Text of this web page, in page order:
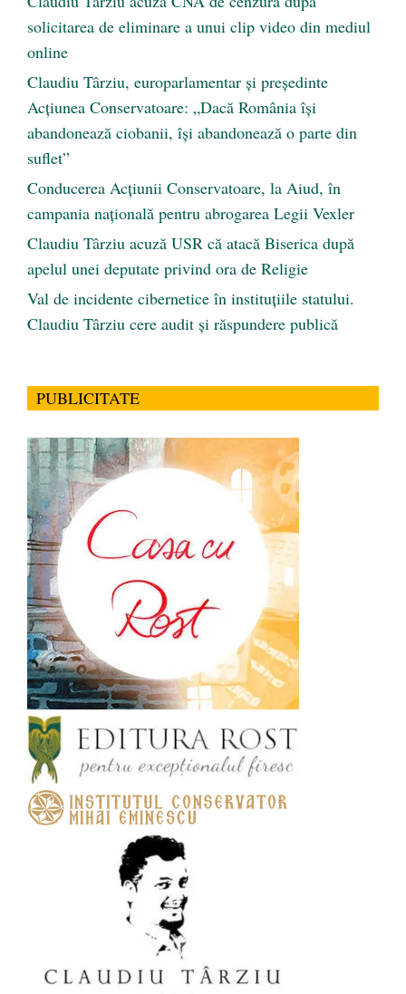
solicitarea de eliminare a unui clip video din mediul
online
Claudiu Târziu, europarlamentar și președinte
Acțiunea Conservatoare: „Dacă România își
abandonează ciobanii, își abandonează o parte din
suflet”
Conducerea Acțiunii Conservatoare, la Aiud, în
campania națională pentru abrogarea Legii Vexler
Claudiu Târziu acuză USR că atacă Biserica după
apelul unei deputate privind ora de Religie
Val de incidente cibernetice în instituțiile statului.
Claudiu Târziu cere audit și răspundere publică
PUBLICITATE